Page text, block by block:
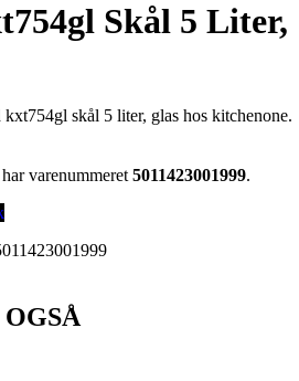
Skål 5 Liter,
skål 5 liter, glas hos kitchenone.
varenummeret5011423001999.